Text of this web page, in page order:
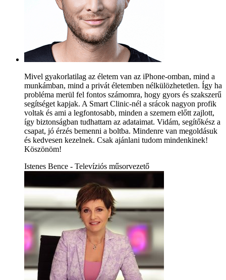
Mivel gyakorlatilag az életem van az iPhone-omban, mind a
munkámban, mind a privát életemben nélkülözhetetlen. Így ha
probléma merül fel fontos számomra, hogy gyors és szakszerű
segítséget kapjak. A Smart Clinic-nél a srácok nagyon profik
voltak és ami a legfontosabb, minden a szemem előtt zajlott,
így biztonságban tudhattam az adataimat. Vidám, segítőkész a
csapat, jó érzés bemenni a boltba. Mindenre van megoldásuk
és kedvesen kezelnek. Csak ajánlani tudom mindenkinek!
Köszönöm!
Istenes Bence - Televíziós műsorvezető